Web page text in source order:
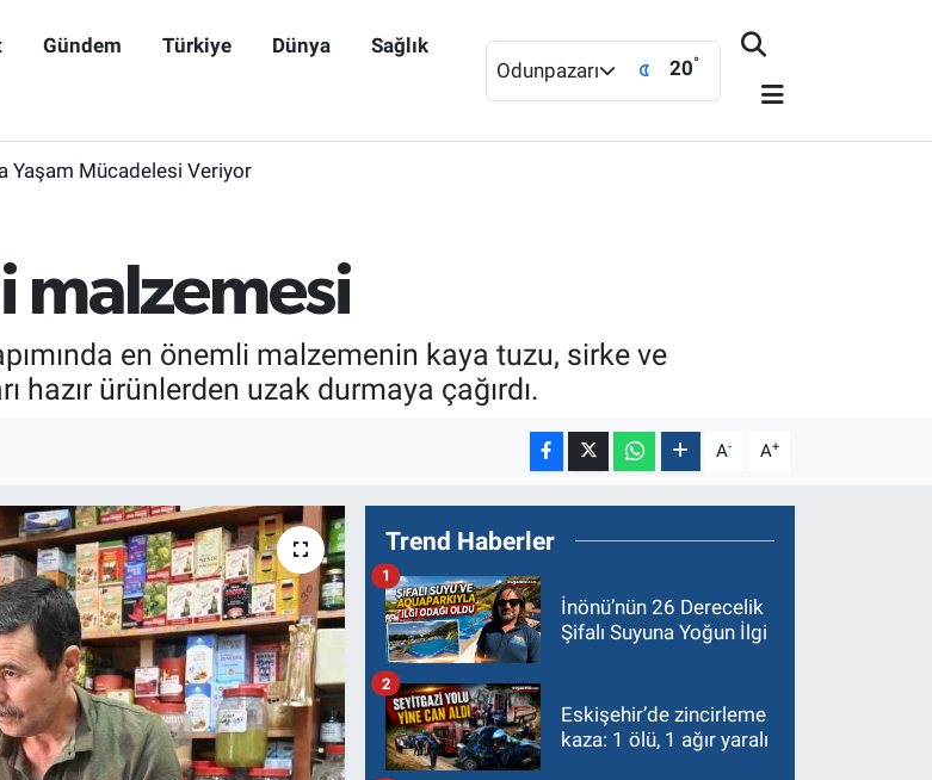
Gündem Türkiye Dünya Sağlık
Odunpazarı 20°
Yaşam Mücadelesi Veriyor
malzemesi
en önemli malzemenin kaya tuzu, sirke ve
ürünlerden uzak durmaya çağırdı.
A- A+
Trend Haberler
İnönü’nün 26 Derecelik
Şifalı Suyuna Yoğun İlgi
1
Eskişehir’de zincirleme
kaza: 1 ölü, 1 ağır yaralı
2